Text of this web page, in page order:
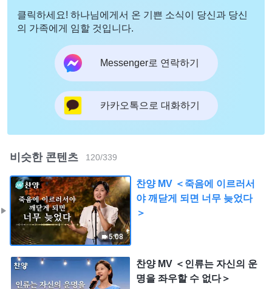
클릭하세요! 하나님에게서 온 기쁜 소식이 당신과 당신
의 가족에게 임할 것입니다.
Messenger로 연락하기
카카오톡으로 대화하기
비슷한 콘텐츠 120/339
5:08
찬양 MV ＜죽음에 이르러서
야 깨닫게 되면 너무 늦었다
＞
찬양 MV ＜인류는 자신의 운
명을 좌우할 수 없다＞